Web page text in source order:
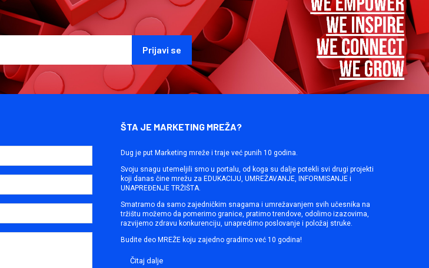
ŠTA JE MARKETING MREŽA?
Dug je put Marketing mreže i traje već punih 10 godina.
Svoju snagu utemeljili smo u portalu, od koga su dalje potekli svi drugi projekti
koji danas čine mrežu za EDUKACIJU, UMREŽAVANJE, INFORMISANJE i
UNAPREĐENJE TRŽIŠTA.
Smatramo da samo zajedničkim snagama i umrežavanjem svih učesnika na
tržištu možemo da pomerimo granice, pratimo trendove, odolimo izazovima,
razvijemo zdravu konkurenciju, unapredimo poslovanje i položaj struke.
Budite deo MREŽE koju zajedno gradimo već 10 godina!
Čitaj dalje